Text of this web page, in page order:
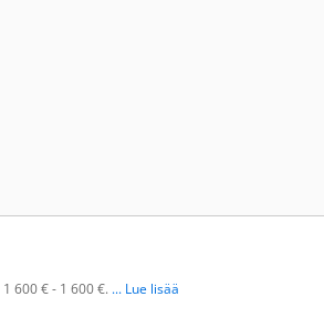
600 € - 1 600 €. ... Lue lisää